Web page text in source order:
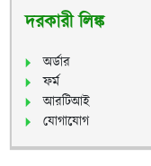
দরকারী লিঙ্ক
অর্ডার
ফর্ম
আরটিআই
যোগাযোগ